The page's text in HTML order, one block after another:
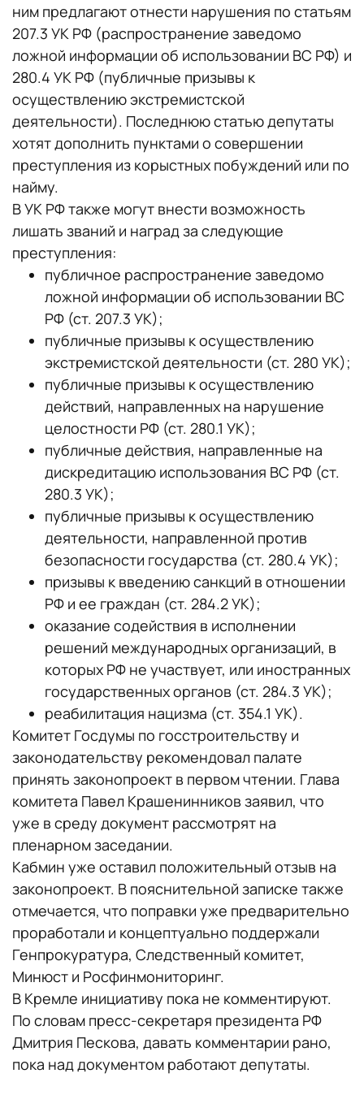
ним предлагают отнести нарушения по статьям
207.3 УК РФ (распространение заведомо
ложной информации об использовании ВС РФ) и
280.4 УК РФ (публичные призывы к
осуществлению экстремистской
деятельности). Последнюю статью депутаты
хотят дополнить пунктами о совершении
преступления из корыстных побуждений или по
найму.
В УК РФ также могут внести возможность
лишать званий и наград за следующие
преступления:
публичное распространение заведомо
ложной информации об использовании ВС
РФ (ст. 207.3 УК);
публичные призывы к осуществлению
экстремистской деятельности (ст. 280 УК);
публичные призывы к осуществлению
действий, направленных на нарушение
целостности РФ (ст. 280.1 УК);
публичные действия, направленные на
дискредитацию использования ВС РФ (ст.
280.3 УК);
публичные призывы к осуществлению
деятельности, направленной против
безопасности государства (ст. 280.4 УК);
призывы к введению санкций в отношении
РФ и ее граждан (ст. 284.2 УК);
оказание содействия в исполнении
решений международных организаций, в
которых РФ не участвует, или иностранных
государственных органов (ст. 284.3 УК);
реабилитация нацизма (ст. 354.1 УК).
Комитет Госдумы по госстроительству и
законодательству рекомендовал палате
принять законопроект в первом чтении. Глава
комитета Павел Крашенинников заявил, что
уже в среду документ рассмотрят на
пленарном заседании.
Кабмин уже оставил положительный отзыв на
законопроект. В пояснительной записке также
отмечается, что поправки уже предварительно
проработали и концептуально поддержали
Генпрокуратура, Следственный комитет,
Минюст и Росфинмониторинг.
В Кремле инициативу пока не комментируют.
По словам пресс-секретаря президента РФ
Дмитрия Пескова, давать комментарии рано,
пока над документом работают депутаты.